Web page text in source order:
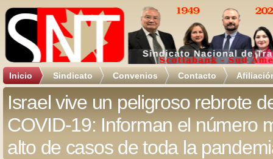
Inicio Sindicato Convenios Contacto
Israel vive un peligroso rebrote
COVID-19: Informan el número
alto de casos de toda la